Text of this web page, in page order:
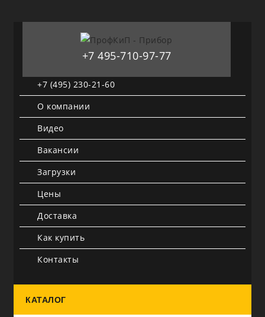
+7 495-710-97-77
+7 (495) 230-21-60
О компании
Видео
Вакансии
Загрузки
Цены
Доставка
Как купить
Контакты
КАТАЛОГ